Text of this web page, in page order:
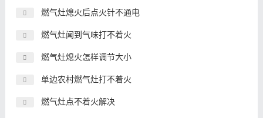
燃气灶熄火后点火针不通电
燃气灶闻到气味打不着火
燃气灶熄火怎样调节大小
单边农村燃气灶打不着火
燃气灶点不着火解决